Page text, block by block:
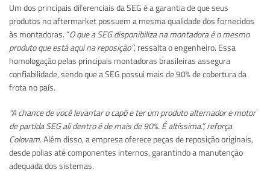
Um dos principais diferenciais da SEG é a garantia de que seus
produtos no aftermarket possuem a mesma qualidade dos fornecidos
às montadoras. “O que a SEG disponibiliza na montadora é o mesmo
produto que está aqui na reposição”, ressalta o engenheiro. Essa
homologação pelas principais montadoras brasileiras assegura
confiabilidade, sendo que a SEG possui mais de 90% de cobertura da
frota no país.
“A chance de você levantar o capô e ter um produto alternador e motor
de partida SEG ali dentro é de mais de 90%. É altíssima.”, reforça
Colovam.Além disso, a empresa oferece peças de reposição originais,
desde polias até componentes internos, garantindo a manutenção
adequada dos sistemas.